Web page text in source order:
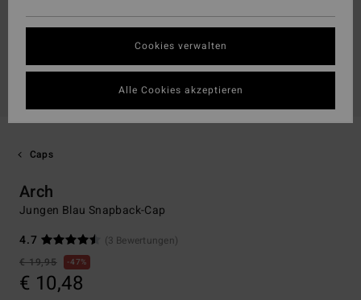
Caps
Arch
Jungen Blau Snapback-Cap
4.7
(3 Bewertungen)
€ 19,95
47%
€ 10,48
Cookies verwalten
Alle Cookies akzeptieren